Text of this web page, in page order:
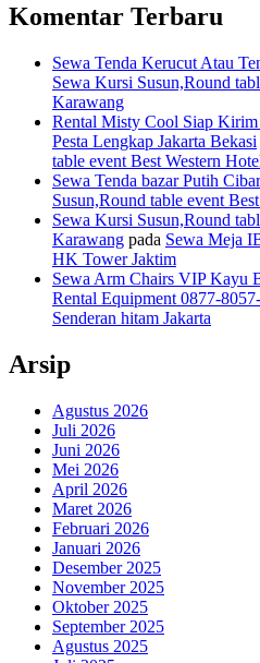
Komentar Terbaru
Sewa Tenda Kerucut Atau
Sewa Kursi Susun,Round
Karawang
Rental Misty Cool Siap
Pesta Lengkap Jakarta Bekasi
table event Best Western
Sewa Tenda bazar Putih
Susun,Round table event
Sewa Kursi Susun,Round
Karawang pada Sewa Meja
HK Tower Jaktim
Sewa Arm Chairs VIP Kayu
Rental Equipment 0877-
Senderan hitam Jakarta
Arsip
Agustus 2026
Juli 2026
Juni 2026
Mei 2026
April 2026
Maret 2026
Februari 2026
Januari 2026
Desember 2025
November 2025
Oktober 2025
September 2025
Agustus 2025